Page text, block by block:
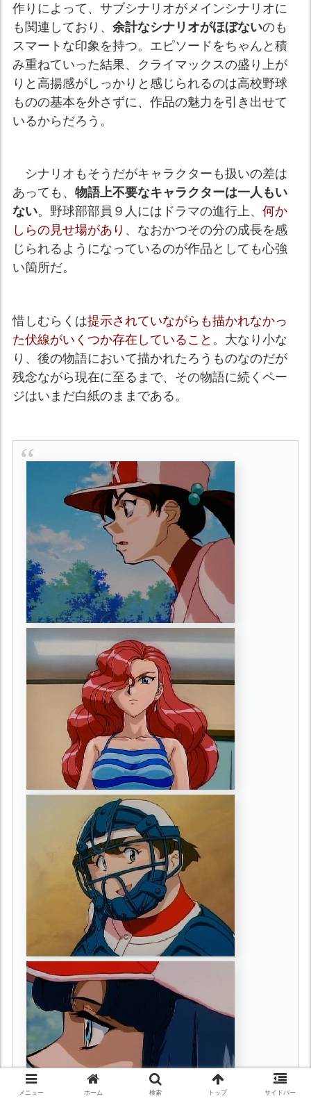
作りによって、サブシナリオがメインシナリオに
も関連しており、余計なシナリオがほぼないのも
スマートな印象を持つ。エピソードをちゃんと積
み重ねていった結果、クライマックスの盛り上が
りと高揚感がしっかりと感じられるのは高校野球
ものの基本を外さずに、作品の魅力を引き出せて
いるからだろう。
シナリオもそうだがキャラクターも扱いの差は
あっても、物語上不要なキャラクターは一人もい
ない。 野球部部員９人にはドラマの進行上、何か
しらの見せ場があり 、なおかつその分の成長を感
じられるようになっているのが作品としても心強
い箇所だ。
惜しむらくは提示されていながらも描かれなかっ
た伏線がいくつか存在していること 。大なり小な
り、後の物語において描かれたろうものなのだが
残念ながら現在に至るまで、その物語に続くペー
ジはいまだ白紙のままである。
メニュー ホーム 検索 トップ サイドバー